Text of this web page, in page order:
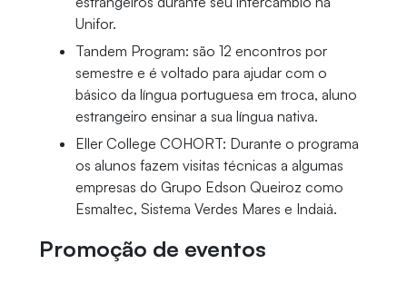
Unifor.
Tandem Program: são 12 encontros por
semestre e é voltado para ajudar com o
básico da língua portuguesa em troca, aluno
estrangeiro ensinar a sua língua nativa.
Eller College COHORT: Durante o programa
os alunos fazem visitas técnicas a algumas
empresas do Grupo Edson Queiroz como
Esmaltec, Sistema Verdes Mares e Indaiá.
Promoção de eventos